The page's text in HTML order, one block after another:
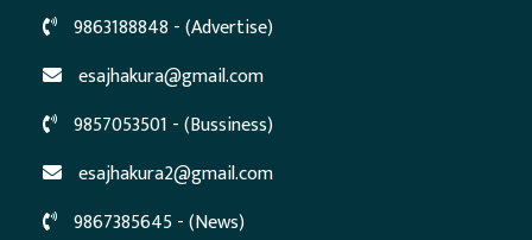
9863188848 - (Advertise)
esajhakura@gmail.com
9857053501 - (Bussiness)
esajhakura2@gmail.com
9867385645 - (News)